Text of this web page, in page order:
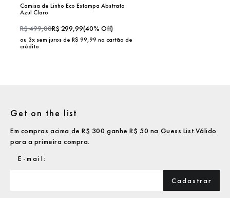
Camisa de Linho Eco Estampa Abstrata
Azul Claro
R$499,00R$ 299,99(40% Off)
ou 3x sem juros de R$ 99,99 no cartão de
crédito
Get on the list
Em compras acima de R$ 300 ganhe R$ 50 na Guess List.Válido
para a primeira compra.
Cadastrar